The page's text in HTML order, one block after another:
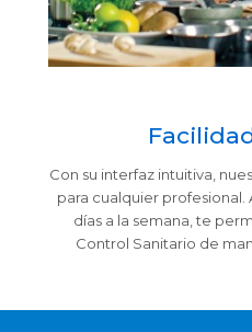
Con su interfaz intuitiva,
para cualquier profesional.
días a la semana, te
Control Sanitario de